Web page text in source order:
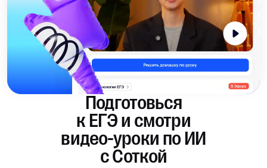
Подготовься
к ЕГЭ и смотри
видео-уроки по ИИ
с Соткой